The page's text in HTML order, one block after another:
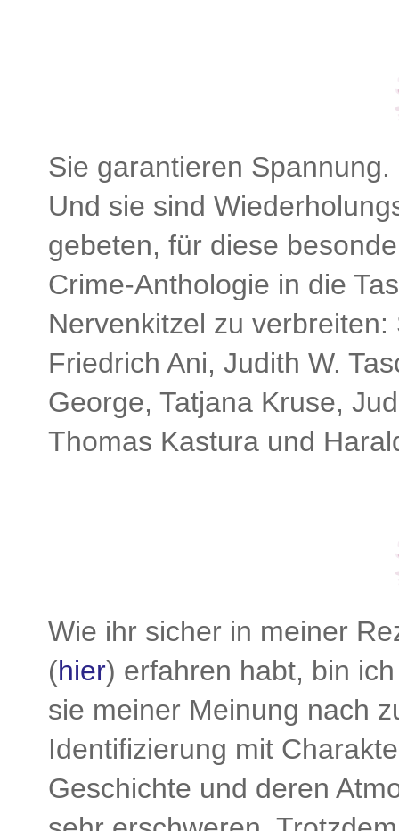
Sie garantieren
Und sie sind
gebeten, für diese
Crime-Anthologie in die
Nervenkitzel zu
Friedrich Ani, Judith W.
George, Tatjana Kruse,
Thomas Kastura und
Wie ihr sicher in meiner
(hier) erfahren habt, bin
sie meiner Meinung nach
Identifizierung mit
Geschichte und deren